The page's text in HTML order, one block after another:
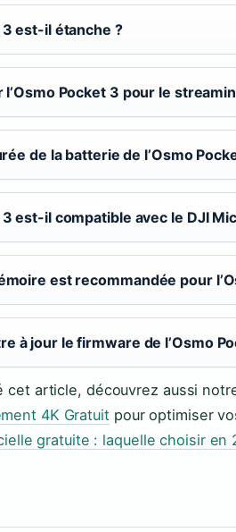
3 est-il étanche ?
Pocket 3 pour le
de la batterie de l’Osmo
3 est-il compatible avec le DJI
est recommandée pour
à jour le firmware de l’Osmo
cet article, découvrez aussi
4K Gratuitpour optimiser
gratuite : laquelle choisir en